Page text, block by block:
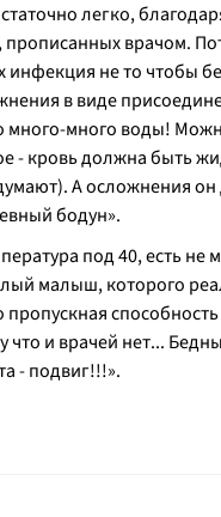
легко,
врачом.
инфекция не то чтобы
в виде
много-много воды!
- кровь должна быть
А осложнения
бодун».
под 40, есть
малыш, которого
что и врачей нет...
- подвиг!!!».